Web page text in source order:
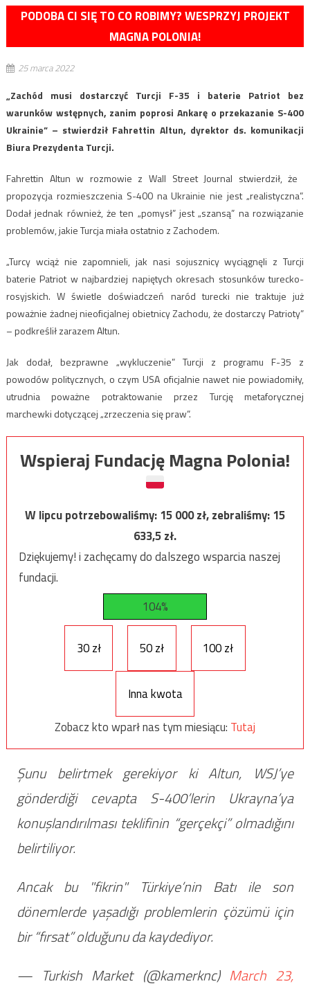
PODOBA CI SIĘ TO CO ROBIMY? WESPRZYJ PROJEKT
MAGNA POLONIA!
25 marca 2022
„Zachód musi dostarczyć Turcji F-35 i baterie Patriot bez
warunków wstępnych, zanim poprosi Ankarę o przekazanie S-400
Ukrainie” – stwierdził Fahrettin Altun, dyrektor ds. komunikacji
Biura Prezydenta Turcji.
Fahrettin Altun w rozmowie z Wall Street Journal stwierdził, że ​​
propozycja rozmieszczenia S-400 na Ukrainie nie jest „realistyczna”.
Dodał jednak również, że ten „pomysł” jest „szansą” na rozwiązanie
problemów, jakie Turcja miała ostatnio z Zachodem.
„Turcy wciąż nie zapomnieli, jak nasi sojusznicy wyciągnęli z Turcji
baterie Patriot w najbardziej napiętych okresach stosunków turecko-
rosyjskich. W świetle doświadczeń naród turecki nie traktuje już
poważnie żadnej nieoficjalnej obietnicy Zachodu, że dostarczy Patrioty”
– podkreślił zarazem Altun.
Jak dodał, bezprawne „wykluczenie” Turcji z programu F-35 z
powodów politycznych, o czym USA oficjalnie nawet nie powiadomiły,
utrudnia poważne potraktowanie przez Turcję metaforycznej
marchewki dotyczącej „zrzeczenia się praw”.
Wspieraj Fundację Magna Polonia!
W lipcu potrzebowaliśmy:15 000zł, zebraliśmy:15
633,5zł.
Dziękujemy! i zachęcamy do dalszego wsparcia naszej
fundacji.
104%
30 zł 50 zł 100 zł
Inna kwota
Zobacz kto wparł nas tym miesiącu: Tutaj
Şunu belirtmek gerekiyor ki Altun, WSJ’ye
gönderdiği cevapta S-400’lerin Ukrayna’ya
konuşlandırılması teklifinin “gerçekçi” olmadığını
belirtiliyor.
Ancak bu "fikrin" Türkiye’nin Batı ile son
dönemlerde yaşadığı problemlerin çözümü için
bir “fırsat” olduğunu da kaydediyor.
— Turkish Market (@kamerknc) March 23,